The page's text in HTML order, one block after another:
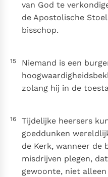
van God te
de Apostolische
bisschop.
15
Niemand is een
zolang hij in de
16
Tijdelijke heersers
goeddunken
de Kerk, wanneer de
misdrijven plegen,
gewoonte, niet